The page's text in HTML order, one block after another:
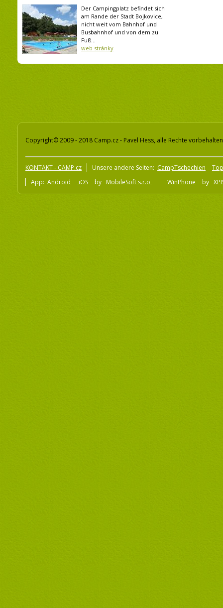
Der Campingplatz befindet sich
am Rande der Stadt Bojkovice,
nicht weit vom Bahnhof und
Busbahnhof und von dem zu
Fuß...
web stránky
Copyright© 2009 - 2018 Camp.cz - Pavel Hess, alle Rechte vorbehalten
KONTAKT - CAMP.cz Unsere andere Seiten: CampTschechien
App: Android iOS by MobileSoft s.r.o WinPhone by